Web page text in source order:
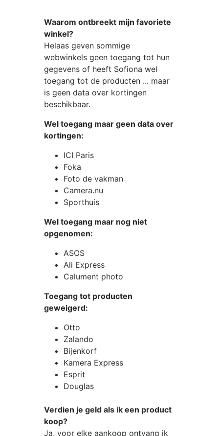
Waarom ontbreekt mijn favoriete
winkel?
Helaas geven sommige
webwinkels geen toegang tot hun
gegevens of heeft Sofiona wel
toegang tot de producten ... maar
is geen data over kortingen
beschikbaar.
Wel toegang maar geen data over
kortingen:
ICI Paris
Foka
Foto de vakman
Camera.nu
Sporthuis
Wel toegang maar nog niet
opgenomen:
ASOS
Ali Express
Calument photo
Toegang tot producten
geweigerd:
Otto
Zalando
Bijenkorf
Kamera Express
Esprit
Douglas
Verdien je geld als ik een product
koop?
Ja, voor elke aankoop ontvang ik